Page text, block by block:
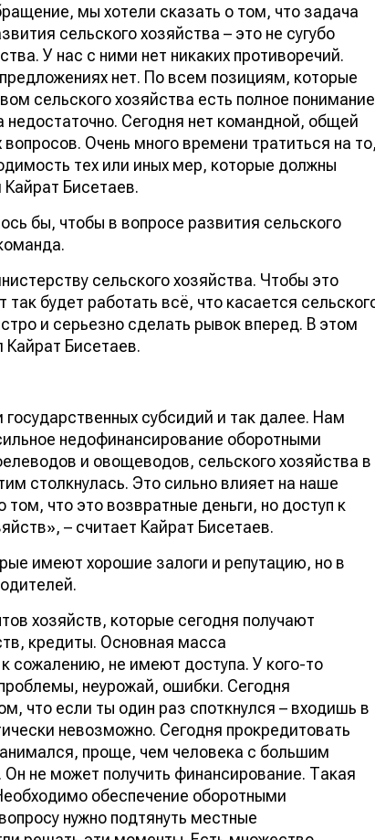
мы хотели сказать о том, что задача
сельского хозяйства – это не сугубо
У нас с ними нет никаких противоречий.
нет. По всем позициям, которые
сельского хозяйства есть полное
Сегодня нет командной, общей
Очень много времени тратиться на то,
тех или иных мер, которые должны
Бисетаев.
бы, чтобы в вопросе развития сельского
сельского хозяйства. Чтобы это
будет работать всё, что касается
и серьезно сделать рывок вперед. В этом
Бисетаев.
субсидий и так далее. Нам
недофинансирование оборотными
и овощеводов, сельского хозяйства в
столкнулась. Это сильно влияет на наше
что это возвратные деньги, но доступ к
– считает Кайрат Бисетаев.
имеют хорошие залоги и репутацию, но в
хозяйств, которые сегодня получают
кредиты. Основная масса
сожалению, не имеют доступа. У кого-то
неурожай, ошибки. Сегодня
что если ты один раз споткнулся – входишь в
невозможно. Сегодня прокредитовать
проще, чем человека с большим
не может получить финансирование. Такая
обеспечение оборотными
нужно подтянуть местные